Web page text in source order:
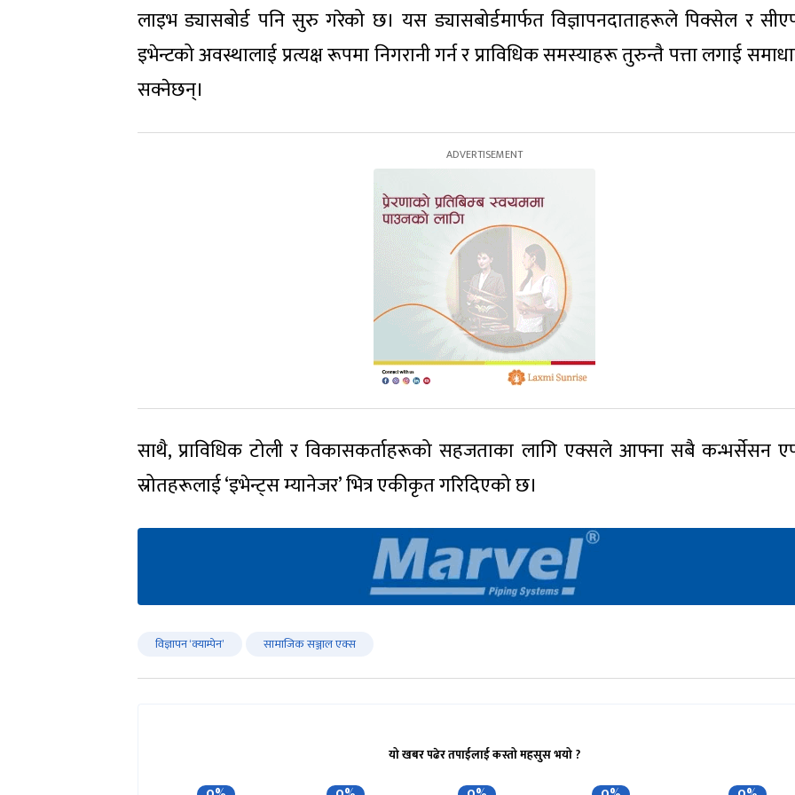
लाइभ ड्यासबोर्ड पनि सुरु गरेको छ। यस ड्यासबोर्डमार्फत विज्ञापनदाताहरूले पिक्सेल र
इभेन्टको अवस्थालाई प्रत्यक्ष रूपमा निगरानी गर्न र प्राविधिक समस्याहरू तुरुन्तै पत्ता लगाई
सक्नेछन्।
साथै, प्राविधिक टोली र विकासकर्ताहरूको सहजताका लागि एक्सले आफ्ना सबै कन्भर्सेसन
स्रोतहरूलाई ‘इभेन्ट्स म्यानेजर’ भित्र एकीकृत गरिदिएको छ।
विज्ञापन ‘क्याम्पेन’ सामाजिक सञ्जाल एक्स
यो खबर पढेर तपाईलाई कस्तो महसुस भयो ?